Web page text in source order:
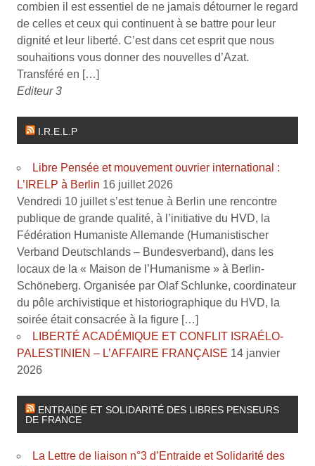
combien il est essentiel de ne jamais détourner le regard
de celles et ceux qui continuent à se battre pour leur
dignité et leur liberté. C’est dans cet esprit que nous
souhaitions vous donner des nouvelles d’Azat.
Transféré en […]
Editeur 3
I.R.E.L.P
Libre Pensée et mouvement ouvrier international :
L’IRELP à Berlin 16 juillet 2026
Vendredi 10 juillet s’est tenue à Berlin une rencontre
publique de grande qualité, à l’initiative du HVD, la
Fédération Humaniste Allemande (Humanistischer
Verband Deutschlands – Bundesverband), dans les
locaux de la « Maison de l’Humanisme » à Berlin-
Schöneberg. Organisée par Olaf Schlunke, coordinateur
du pôle archivistique et historiographique du HVD, la
soirée était consacrée à la figure […]
LIBERTÉ ACADÉMIQUE ET CONFLIT ISRAÉLO-
PALESTINIEN – L’AFFAIRE FRANÇAISE 14 janvier
2026
ENTRAIDE ET SOLIDARITÉ DES LIBRES PENSEURS
DE FRANCE
La Lettre de liaison n°3 d’Entraide et Solidarité des